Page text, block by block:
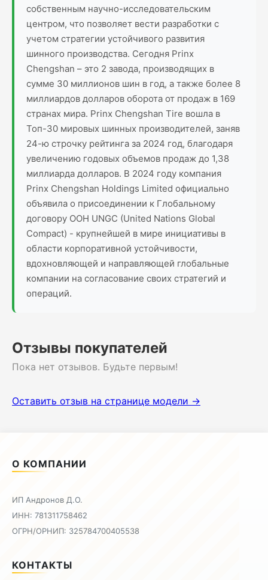
собственным научно-исследовательским
центром, что позволяет вести разработки с
учетом стратегии устойчивого развития
шинного производства. Сегодня Prinx
Chengshan – это 2 завода, производящих в
сумме 30 миллионов шин в год, а также более 8
миллиардов долларов оборота от продаж в 169
странах мира. Prinx Chengshan Tire вошла в
Топ-30 мировых шинных производителей, заняв
24-ю строчку рейтинга за 2024 год, благодаря
увеличению годовых объемов продаж до 1,38
миллиарда долларов. В 2024 году компания
Prinx Chengshan Holdings Limited официально
объявила о присоединении к Глобальному
договору ООН UNGC (United Nations Global
Compact) - крупнейшей в мире инициативы в
области корпоративной устойчивости,
вдохновляющей и направляющей глобальные
компании на согласование своих стратегий и
операций.
Отзывы покупателей
Пока нет отзывов. Будьте первым!
Оставить отзыв на странице модели →
О КОМПАНИИ
ИП Андронов Д.О.
ИНН: 781311758462
ОГРН/ОРНИП: 325784700405538
КОНТАКТЫ